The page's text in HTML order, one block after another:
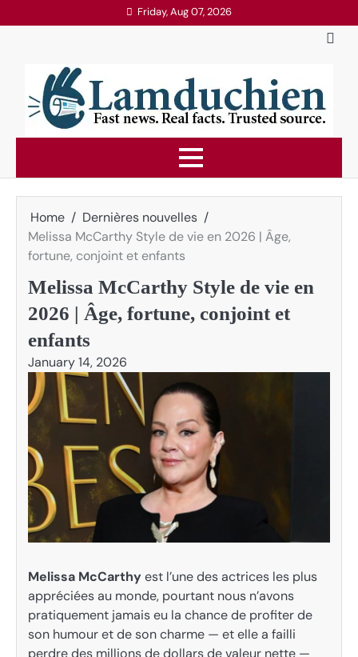
to
Friday, Aug 07, 2026
Home
Dernières nouvelles
Melissa McCarthy Style de vie en 2026 | Âge,
fortune, conjoint et enfants
Melissa McCarthy Style de vie en
2026 | Âge, fortune, conjoint et
enfants
January 14, 2026
Melissa McCarthyest l’une des actrices les plus
appréciées au monde, pourtant nous n’avons
pratiquement jamais eu la chance de profiter de
son humour et de son charme — et elle a failli
perdre des millions de dollars de valeur nette —